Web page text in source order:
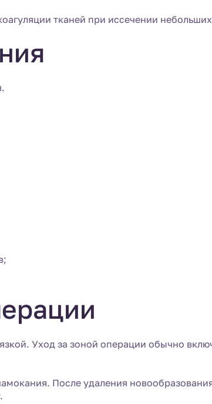
тканей при иссечении
Уход за зоной операции обычно
После удаления